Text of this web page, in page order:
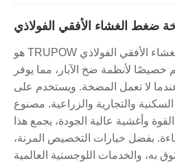
ضغط الغشاء الأفقي الفولاذي
إن خزان مضخة ضغط الغشاء الأفقي الفولاذي TRUPOW هو
لأنظمة ضخ الآبار، مما يوفر
لا تعمل المضخة. ويستخدم على
والتجارية والزراعية. مصنوع
وأغشية عالية الجودة، يجمع هذا
بفضل خيارات التخصيص المرنة،
به، والخدمات اللوجستية العالمية